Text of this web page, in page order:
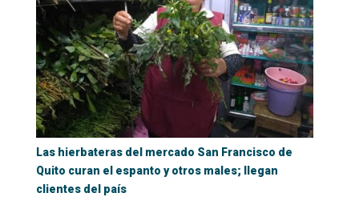
Las hierbateras del mercado San Francisco de
Quito curan el espanto y otros males; llegan
clientes del país